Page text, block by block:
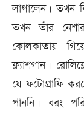
লাগালেন। তখন
তখন তাঁর
কোলকাতায়
ফ্ল্যাশগান।
যে ফটোগ্রাফি
পাননি। বরং